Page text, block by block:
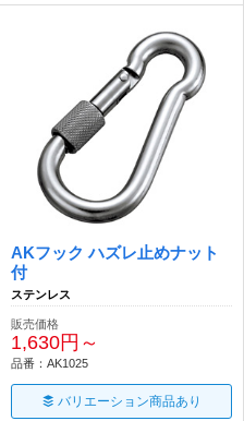
AKフック ハズレ止めナット
付
ステンレス
販売価格
1,630円～
品番：AK1025
バリエーション商品あり